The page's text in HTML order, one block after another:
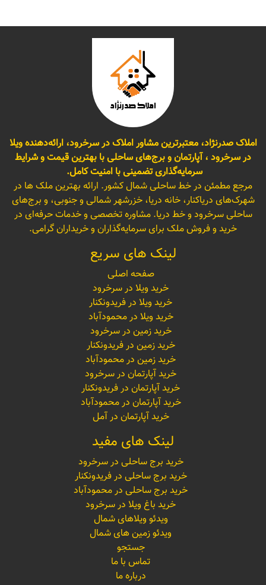
املاک صدرنژاد، معتبرترین مشاور املاک در سرخرود، ارائه‌دهنده ویلا
در سرخرود ، آپارتمان و برج‌های ساحلی با بهترین قیمت و شرایط
سرمایه‌گذاری تضمینی با امنیت کامل.
مرجع مطمئن در خط ساحلی شمال کشور. ارائه بهترین ملک ها در
شهرک‌های دریاکنار، خانه دریا، خزرشهر شمالی و جنوبی، و برج‌های
ساحلی سرخرود و خط دریا. مشاوره تخصصی و خدمات حرفه‌ای در
خرید و فروش ملک برای سرمایه‌گذاران و خریداران گرامی.
لینک های سریع
صفحه اصلی
خرید ویلا در سرخرود
خرید ویلا در فریدونکنار
خرید ویلا در محمودآباد
خرید زمین در سرخرود
خرید زمین در فریدونکنار
خرید زمین در محمودآباد
خرید آپارتمان در سرخرود
خرید آپارتمان در فریدونکنار
خرید آپارتمان در محمودآباد
خرید آپارتمان در آمل
لینک های مفید
خرید برج ساحلی در سرخرود
خرید برج ساحلی در فریدونکنار
خرید برج ساحلی در محمودآباد
خرید باغ ویلا در سرخرود
ویدئو ویلاهای شمال
ویدئو زمین های شمال
جستجو
تماس با ما
درباره ما